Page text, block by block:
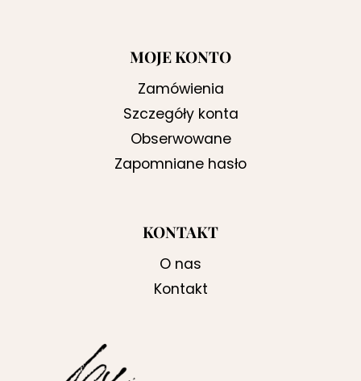
MOJE KONTO
Zamówienia
Szczegóły konta
Obserwowane
Zapomniane hasło
KONTAKT
O nas
Kontakt